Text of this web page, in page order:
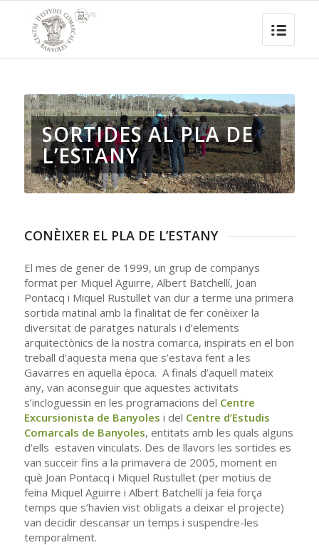
SORTIDES AL PLA DE
L’ESTANY
CONÈIXER EL PLA DE L’ESTANY
El mes de gener de 1999, un grup de companys
format per Miquel Aguirre, Albert Batchellí, Joan
Pontacq i Miquel Rustullet van dur a terme una primera
sortida matinal amb la finalitat de fer conèixer la
diversitat de paratges naturals i d’elements
arquitectònics de la nostra comarca, inspirats en el bon
treball d’aquesta mena que s’estava fent a les
Gavarres en aquella època. A finals d’aquell mateix
any, van aconseguir que aquestes activitats
s’incloguessin en les programacions del Centre
Excursionista de Banyoles i del Centre d’Estudis
Comarcals de Banyoles, entitats amb les quals alguns
d’ells estaven vinculats. Des de llavors les sortides es
van succeir fins a la primavera de 2005, moment en
què Joan Pontacq i Miquel Rustullet (per motius de
feina Miquel Aguirre i Albert Batchellí ja feia força
temps que s’havien vist obligats a deixar el projecte)
van decidir descansar un temps i suspendre-les
temporalment.